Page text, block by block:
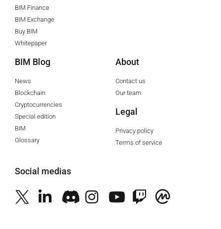
BIM Finance
BIM Exchange
Buy BIM
Whitepaper
BIM Blog
News
Blockchain
Cryptocurrencies
Special edition
BIM
Glossary
About
Contact us
Our team
Legal
Privacy policy
Terms of service
Social medias